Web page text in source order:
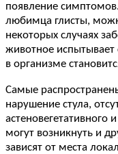
появление
любимца глисты,
некоторых случаях
животное испытывает
в организме
Самые
нарушение стула,
астеновегетативного
могут возникнуть и
зависят от места